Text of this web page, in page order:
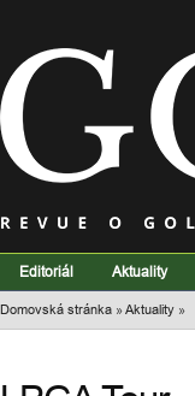
Editoriál Aktuality
Domovská stránka »Aktuality »